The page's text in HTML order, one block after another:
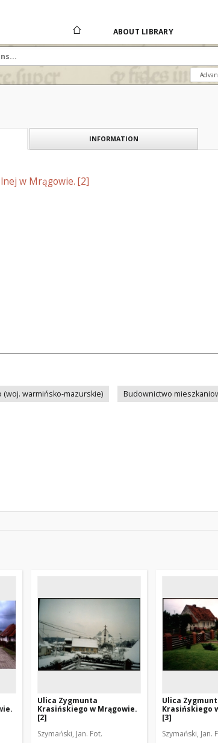
ABOUT LIBRARY
INFORMATION
w Mrągowie. [2]
(woj. warmińsko-mazurskie) Budownictwo
Ulica Zygmunta
Krasińskiego w Mrągowie.
[2]
Szymański, Jan. Fot.
Ulica
Krasińskiego
[3]
Szymański, Jan.